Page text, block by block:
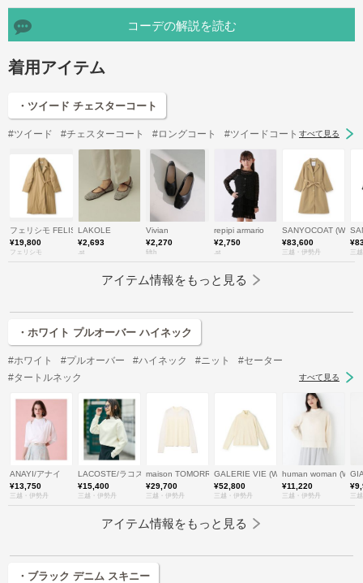
コーデの解説を読む
着用アイテム
・ツイード チェスターコート
#ツイード #チェスターコート #ロングコート #ツイードコート すべて見る
フェリシモ FELISSIMO
¥19,800
フェリシモ
LAKOLE
¥2,693
.st
Vivian
¥2,270
fifth
repipi armario
¥2,750
.st
SANYOCOAT
¥83,600
三越・伊勢丹 三
アイテム情報をもっと見る
・ホワイト プルオーバー ハイネック
#ホワイト #プルオーバー #ハイネック #ニット
#セーター
#タートルネック
すべて見る
ANAYI/アナイ
¥13,750
三越・伊勢丹
LACOSTE/ラコステ
¥15,400
三越・伊勢丹
maison TOMORROWLAND/メゾン トゥモローランド
¥29,700
三越・伊勢丹
GALERIE VIE (Women)/ギャルリー・ヴ
¥52,800
三越・伊勢丹
human woman
¥11,220
三越・伊勢丹 三
アイテム情報をもっと見る
・ブラック デニム スキニー